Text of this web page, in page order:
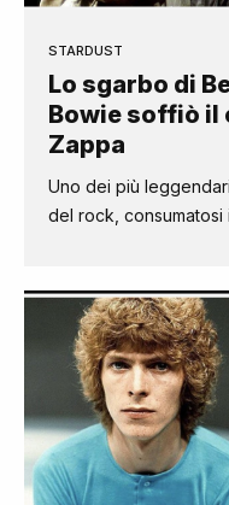
STARDUST
Lo sgarbo di
Bowie soffiò il
Zappa
Uno dei più
del rock, consumatosi